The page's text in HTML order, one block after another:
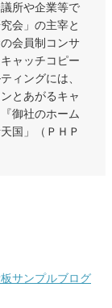
所や企業等で
会」の主宰と
会員制コンサ
ャッチコピー
ィングには、
とあがるキャ
御社のホーム
国」（ＰＨＰ